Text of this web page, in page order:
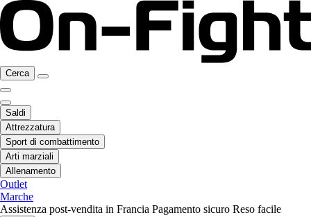
Cerca
Saldi
Attrezzatura
Sport di combattimento
Arti marziali
Allenamento
Outlet
Marche
Assistenza post-vendita in Francia Pagamento sicuro Reso facile